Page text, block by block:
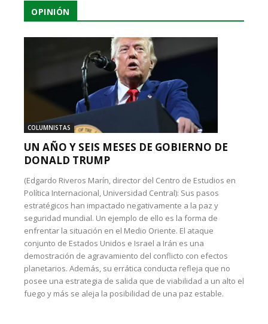
OPINIÓN
COLUMNISTAS
UN AÑO Y SEIS MESES DE GOBIERNO DE
DONALD TRUMP
(Edgardo Riveros Marín, director del Centro de Estudios en
Política Internacional, Universidad Central): Sus pasos
estratégicos han impactado negativamente a la paz y
seguridad mundial. Un ejemplo de ello es la forma de
enfrentar la situación en el Medio Oriente. El ataque
conjunto de Estados Unidos e Israel a Irán es una
demostración de agravamiento del conflicto con efectos
planetarios. Además, su errática conducta refleja que no
posee una estrategia de salida que de viabilidad a un alto el
fuego y más se aleja la posibilidad de una paz estable.